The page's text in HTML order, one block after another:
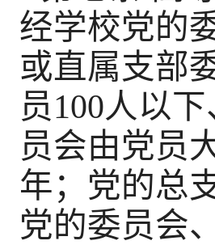
经学校党的
或直属支部
员100人以
员会由党员
年；党的总
党的委员会